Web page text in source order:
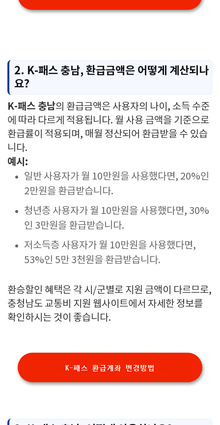
2. K-패스 충남, 환급금액은 어떻게 계산되나
요?
K-패스 충남의 환급금액은 사용자의 나이, 소득 수준
에 따라 다르게 적용됩니다. 월 사용 금액을 기준으로
환급률이 적용되며, 매월 정산되어 환급받을 수 있습
니다.
예시:
일반 사용자가 월 10만원을 사용했다면, 20%인
2만원을 환급받습니다.
청년층 사용자가 월 10만원을 사용했다면, 30%
인 3만원을 환급받습니다.
저소득층 사용자가 월 10만원을 사용했다면,
53%인 5만 3천원을 환급받습니다.
환승할인 혜택은 각 시/군별로 지원 금액이 다르므로,
충청남도 교통비 지원 웹사이트에서 자세한 정보를
확인하시는 것이 좋습니다.
K-패스 환급계좌 변경방법